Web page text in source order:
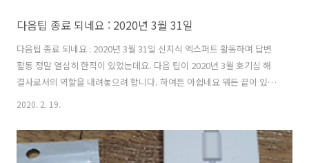
다음팁 종료 되네요 : 2020년 3월 31일
다음팁 종료 되네요 : 2020년 3월 31일 신지식 엑스퍼트 활동하며 답변
활동 정말 열심히 한적이 있었는데요. 다음 팁이 2020년 3월 호기심 해
결사로서의 역할을 내려놓으려 합니다. 하여튼 아쉽네요 뭐든 끝이 있는
2020. 2. 19.